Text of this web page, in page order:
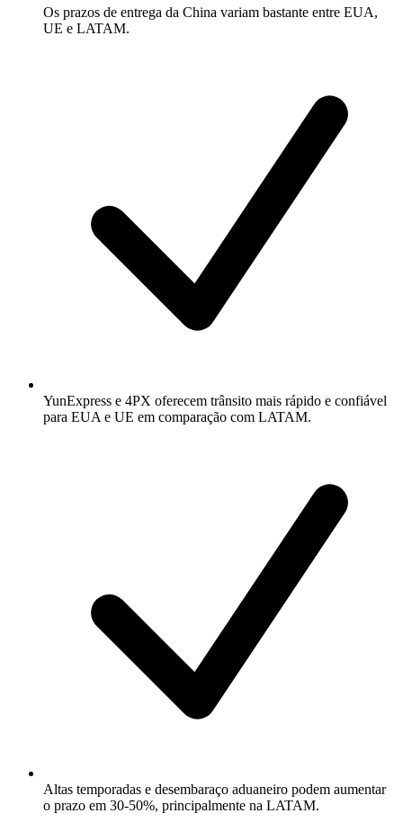
Os prazos de entrega da China variam bastante entre EUA,
UE e LATAM.
YunExpress e 4PX oferecem trânsito mais rápido e confiável
para EUA e UE em comparação com LATAM.
Altas temporadas e desembaraço aduaneiro podem aumentar
o prazo em 30-50%, principalmente na LATAM.